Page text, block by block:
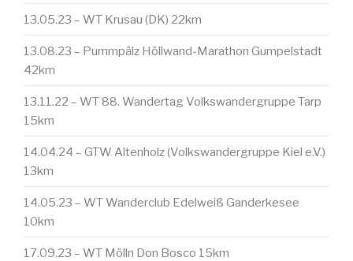
13.05.23 – WT Krusau (DK) 22km
13.08.23 – Pummpälz Höllwand-Marathon Gumpelstadt
42km
13.11.22 – WT 88. Wandertag Volkswandergruppe Tarp
15km
14.04.24 – GTW Altenholz (Volkswandergruppe Kiel e.V.)
13km
14.05.23 – WT Wanderclub Edelweiß Ganderkesee
10km
17.09.23 – WT Mölln Don Bosco 15km